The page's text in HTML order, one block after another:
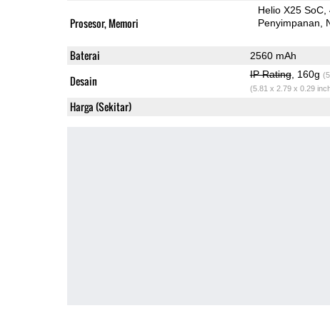
Prosesor, Memori
Helio X25 SoC
Penyimpanan
Baterai 2560 mAh
Desain IP Rating, 160g
(5.81 x 2.79 x 0.29
Harga (Sekitar)